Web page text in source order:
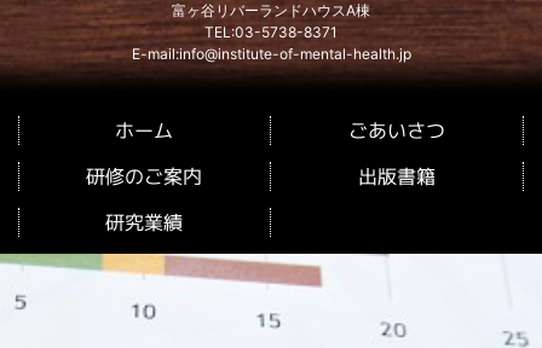
富ヶ谷リバーランドハウスA棟
TEL:03-5738-8371
E-mail:info@institute-of-mental-health.jp
ホーム ごあいさつ
研修のご案内
出版書籍
研究業績